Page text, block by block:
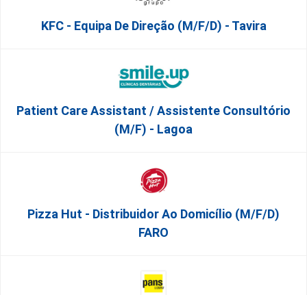
KFC - Equipa De Direção (m/f/d) - Tavira
Patient Care Assistant / Assistente Consultório
(M/F) - Lagoa
Pizza Hut - Distribuidor Ao Domicílio (m/f/d)
FARO